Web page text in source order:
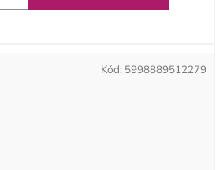
Kód: 5998889512279